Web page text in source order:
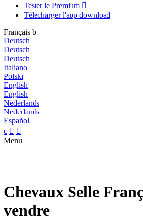
Tester le Premium 
Télécharger l'app download
Français b
Deutsch
Deutsch
Deutsch
Italiano
Polski
English
English
Nederlands
Nederlands
Español
c  
Menu
Chevaux Selle
vendre